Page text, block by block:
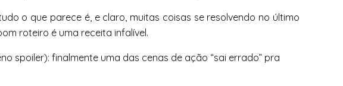
o que parece é, e claro, muitas coisas se resolvendo no último
roteiro é uma receita infalível.
spoiler): finalmente uma das cenas de ação “sai errado” pra